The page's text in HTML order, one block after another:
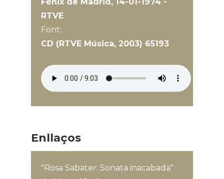
RTVE
Font:
CD (RTVE Música, 2003) 65193
Enllaços
"Rosa Sabater: Sonata inacabada"